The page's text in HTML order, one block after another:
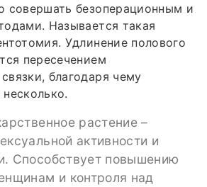
совершать безоперационным и
Называется такая
Удлинение полового
пересечением
благодаря чему
растение –
активности и
Способствует повышению
и контроля над